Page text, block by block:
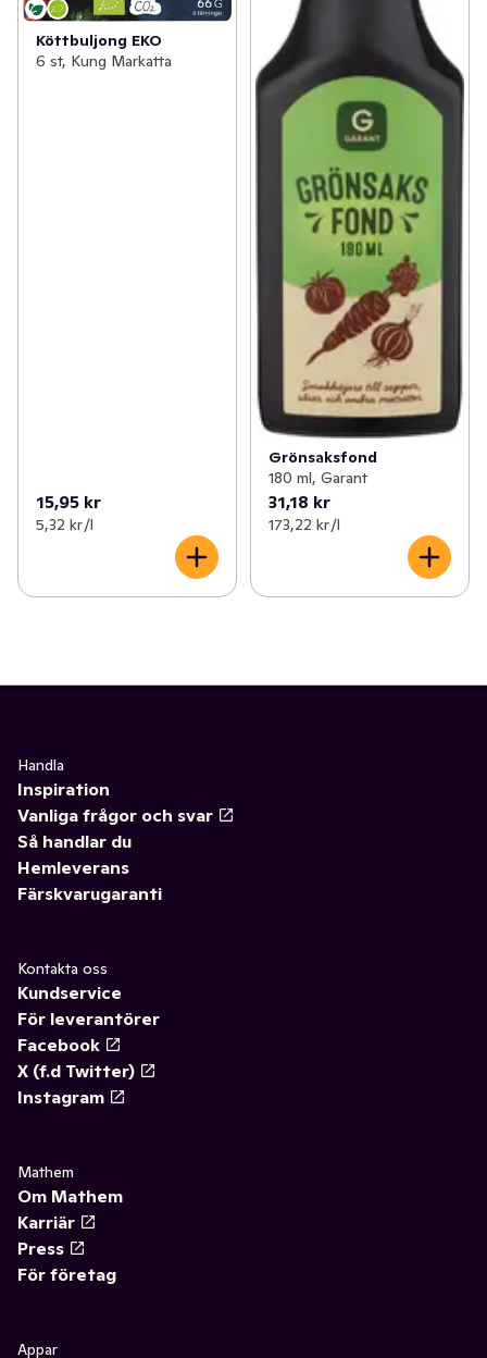
Köttbuljong EKO
6 st, Kung Markatta
15,95 kr
5,32 kr /l
Grönsaksfond
180 ml, Garant
31,18 kr
173,22 kr /l
Handla
Inspiration
Vanliga frågor och svar
Så handlar du
Hemleverans
Färskvarugaranti
Kontakta oss
Kundservice
För leverantörer
Facebook
X (f.d Twitter)
Instagram
Mathem
Om Mathem
Karriär
Press
För företag
Appar